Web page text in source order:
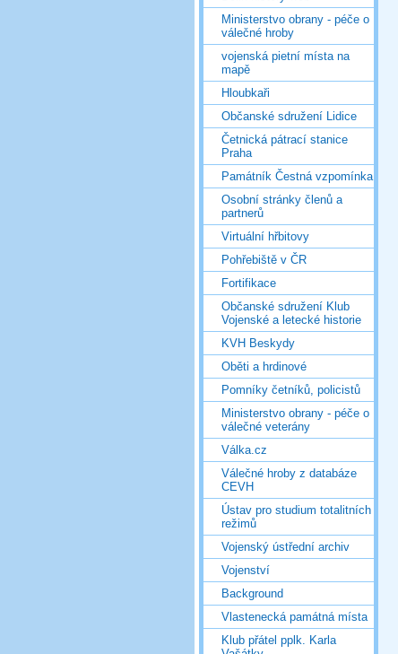
Ministerstvo obrany - péče o
válečné hroby
vojenská pietní místa na
mapě
Hloubkaři
Občanské sdružení Lidice
Četnická pátrací stanice
Praha
Památník Čestná vzpomínka
Osobní stránky členů a
partnerů
Virtuální hřbitovy
Pohřebiště v ČR
Fortifikace
Občanské sdružení Klub
Vojenské a letecké historie
KVH Beskydy
Oběti a hrdinové
Pomníky četníků, policistů
Ministerstvo obrany - péče o
válečné veterány
Válka.cz
Válečné hroby z databáze
CEVH
Ústav pro studium totalitních
režimů
Vojenský ústřední archiv
Vojenství
Background
Vlastenecká památná místa
Klub přátel pplk. Karla